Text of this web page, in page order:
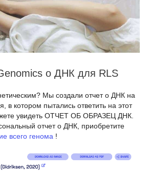
о ДНК для RLS
Мы создали отчет о ДНК на
в котором пытались ответить на этот
увидеть ОТЧЕТ ОБ ОБРАЗЕЦ ДНК.
отчет о ДНК, приобретите
всего генома !